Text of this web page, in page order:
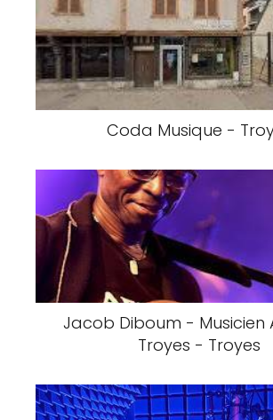
Coda Musique -
Jacob Diboum - Musicien
Troyes - Troyes